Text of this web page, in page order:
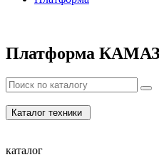
Платформа КАМАЗ
Каталог техники
каталог